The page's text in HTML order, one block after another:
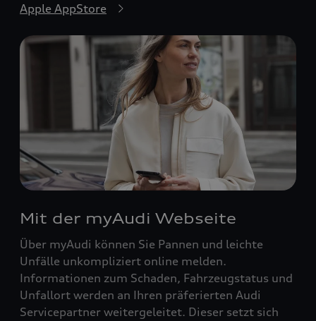
Apple AppStore
Mit der myAudi Webseite
Über myAudi können Sie Pannen und leichte
Unfälle unkompliziert online melden.
Informationen zum Schaden, Fahrzeugstatus und
Unfallort werden an Ihren präferierten Audi
Servicepartner weitergeleitet. Dieser setzt sich